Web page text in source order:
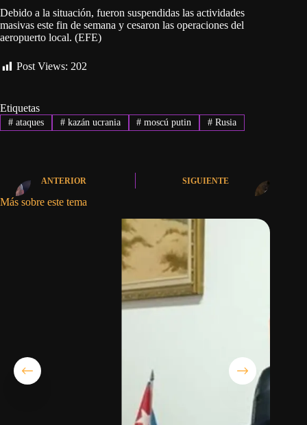
Debido a la situación, fueron suspendidas las actividades
masivas este fin de semana y cesaron las operaciones del
aeropuerto local. (EFE)
Post Views: 202
Etiquetas
#ataques #kazán ucrania # moscú putin # Rusia
ANTERIOR SIGUIENTE
Más sobre este tema